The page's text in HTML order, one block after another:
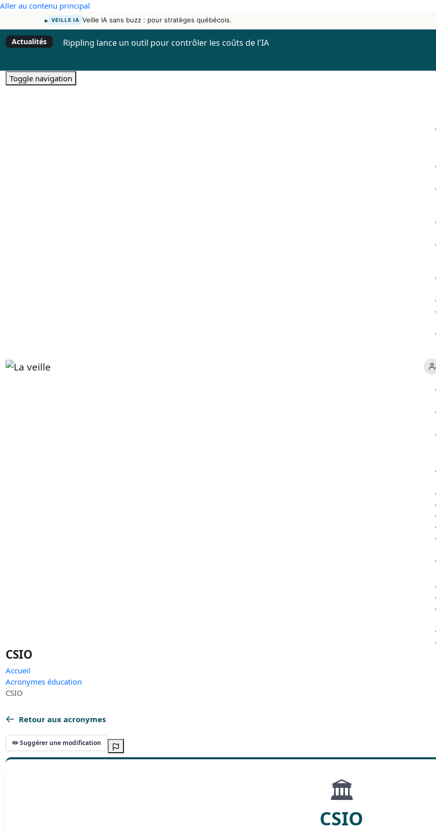
Aller au contenu principal
▸ VEILLE IA Veille IA sans buzz : pour stratèges québécois.
Actualités Rippling lance un outil pour contrôler les coûts de l'IA
Toggle navigation
CSIO
Accueil
Acronymes éducation
CSIO
Retour aux acronymes
✏️ Suggérer une modification
🏛️
CSIO